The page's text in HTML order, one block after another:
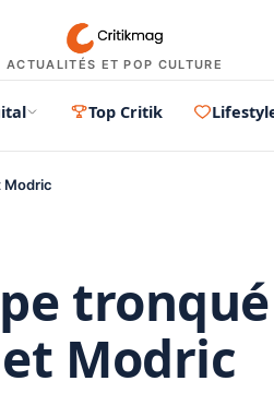
ACTUALITÉS ET POP CULTURE
Top Critik
Modric
Modric